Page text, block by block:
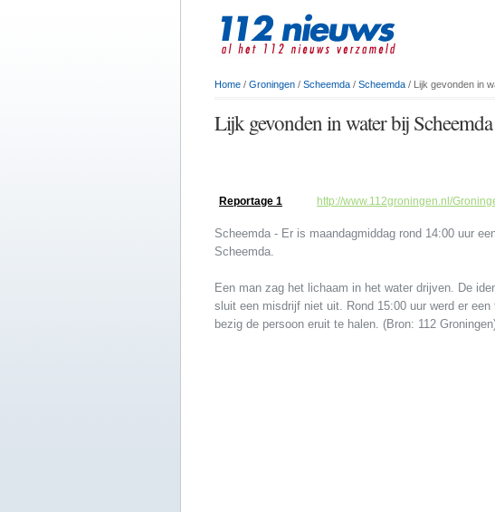
Home / Groningen / Scheemda / Scheemda / Lijk gevonden in
Lijk gevonden in water bij Scheemda
Reportage 1 http://www.112groningen.nl/
Scheemda - Er is maandagmiddag rond 14:00 uur
Scheemda.
Een man zag het lichaam in het water drijven. De
sluit een misdrijf niet uit. Rond 15:00 uur werd er
bezig de persoon eruit te halen. (Bron: 112